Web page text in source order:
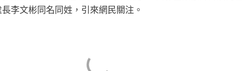
李文彬同名同姓，引來網民關注。